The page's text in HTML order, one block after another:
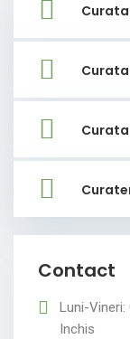
Contact
Luni-Vineri:
Inchis